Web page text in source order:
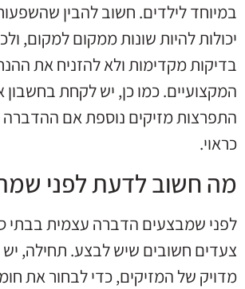
במיוחד לילדים. חשוב להבין
יכולות להיות שונות ממקום למקום,
בדיקות מקדימות ולא להזניח את
המקצועיים. כמו כן, יש לקחת
התפרצות מזיקים נוספת אם
כראוי.
מה חשוב לדעת לפני
לפני שמבצעים הדברה עצמית בבתי
צעדים חשובים שיש לבצע. תחילה, יש
מדויק של המזיקים, כדי לבחור את